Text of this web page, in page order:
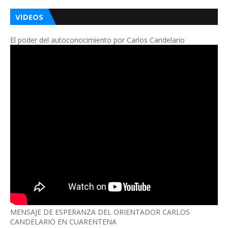
VIDEOS
El poder del autoconocimiento por Carlos Candelario
MENSAJE DE ESPERANZA DEL ORIENTADOR CARLOS
CANDELARIO EN CUARENTENA